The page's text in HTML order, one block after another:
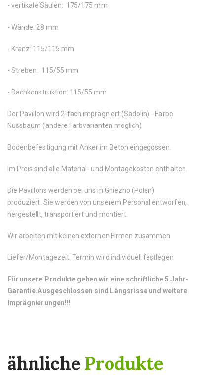
- vertikale Säulen: 175/175 mm
- Wände: 28 mm
- Kranz: 115/115 mm
- Streben: 115/55 mm
- Dachkonstruktion: 115/55 mm
Der Pavillon wird 2-fach imprägniert (Sadolin) - Farbe
Nussbaum (andere Farbvarianten möglich)
Bodenbefestigung mit Anker im Beton eingegossen.
Im Preis sind alle Material- und Montagekosten enthalten.
Die Pavillons werden bei uns in Gniezno (Polen)
produziert. Sie werden von unserem Personal entworfen,
hergestellt, transportiert und montiert.
Wir arbeiten mit keinen externen Firmen zusammen
Liefer/Montagezeit: Termin wird individuell festlegen
Für unsere Produkte geben wir eine schriftliche 5 Jahr-
Garantie.Ausgeschlossen sind Längsrisse und weitere
Imprägnierungen!!!
ähnlicheProdukte